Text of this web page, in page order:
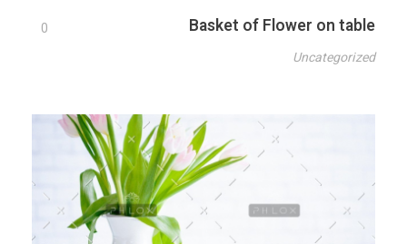
Basket of Flower on table
0
Uncategorized